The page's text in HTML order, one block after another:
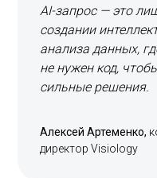
AI-запрос — это
создании
анализа данных,
не нужен код,
сильные решения.
Алексей Артеменко,
директор Visiology